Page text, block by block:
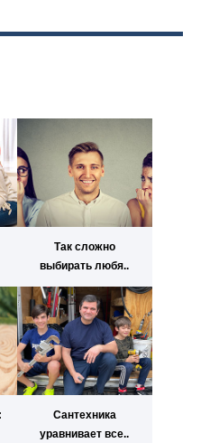
Так сложно
выбирать любя..
Сантехника
уравнивает все..